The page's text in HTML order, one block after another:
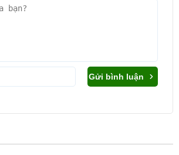
Gửi bình luận